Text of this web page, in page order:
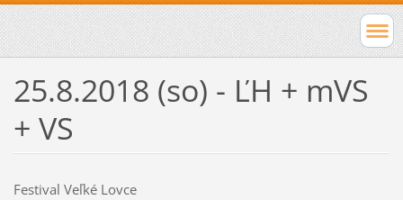
25.8.2018 (so) - ĽH + mVS
+ VS
Festival Veľké Lovce